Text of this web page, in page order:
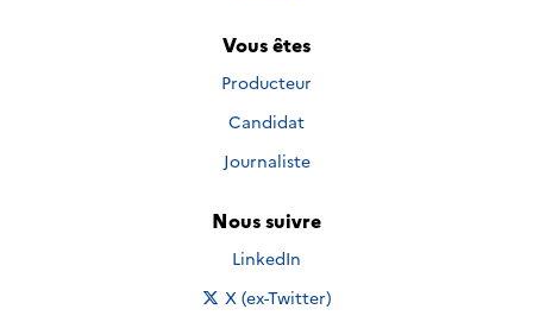
Vous êtes
Producteur
Candidat
Journaliste
Nous suivre
Nous suivre sur
LinkedIn
Nous suivre sur
X (ex-Twitter)